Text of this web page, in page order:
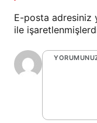
E-posta adresiniz
ile